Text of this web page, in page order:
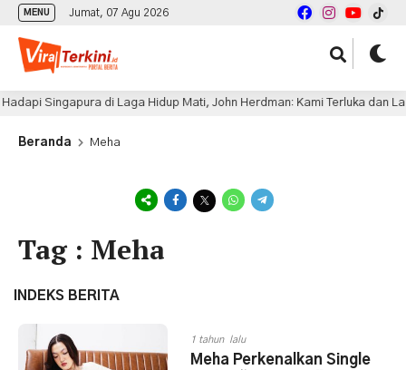
MENU Jumat, 07 Agu 2026
Singapura di Laga Hidup Mati, John Herdman: Kami Terluka dan
Beranda Meha
Tag : Meha
INDEKS BERITA
1 tahun lalu
Meha Perkenalkan Single